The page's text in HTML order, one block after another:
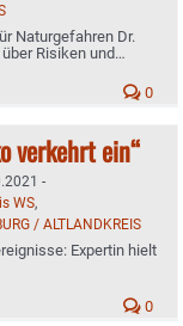
Naturgefahren Dr.
Risiken und
0
verkehrt ein“
-
WS,
/ ALTLANDKREIS
Expertin hielt
0